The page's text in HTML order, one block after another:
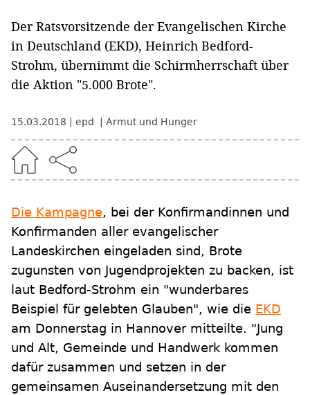
Der Ratsvorsitzende der Evangelischen Kirche
in Deutschland (EKD), Heinrich Bedford-
Strohm, übernimmt die Schirmherrschaft über
die Aktion "5.000 Brote".
15.03.2018 epd Armut und Hunger
Die Kampagne, bei der Konfirmandinnen und
Konfirmanden aller evangelischer
Landeskirchen eingeladen sind, Brote
zugunsten von Jugendprojekten zu backen, ist
laut Bedford-Strohm ein "wunderbares
Beispiel für gelebten Glauben", wie die EKD
am Donnerstag in Hannover mitteilte. "Jung
und Alt, Gemeinde und Handwerk kommen
dafür zusammen und setzen in der
gemeinsamen Auseinandersetzung mit den